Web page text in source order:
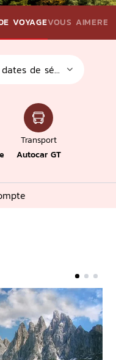
VOYAGEVOUS
Transport
Autocar GT